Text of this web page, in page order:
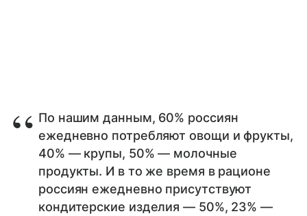
По нашим данным, 60% россиян
ежедневно потребляют овощи и фрукты,
40% — крупы, 50% — молочные
продукты. И в то же время в рационе
россиян ежедневно присутствуют
кондитерские изделия — 50%, 23% —